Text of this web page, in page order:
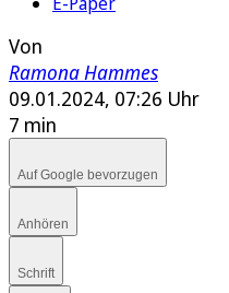
Von
Ramona Hammes
09.01.2024, 07:26 Uhr
7 min
Auf Google bevorzugen
Anhören
Schrift